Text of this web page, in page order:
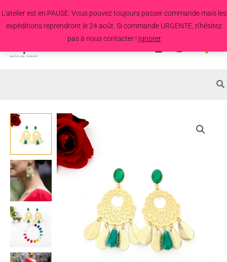
L'atelier est en PAUSE. Vous pouvez toujours passer commande mais les
expéditions reprendront le 24 août. Si commande URGENTE, n'hésitez
pas à nous contacter ! Ignorer
au
contenu
quantité
Boucles
d'oreille
Lupin